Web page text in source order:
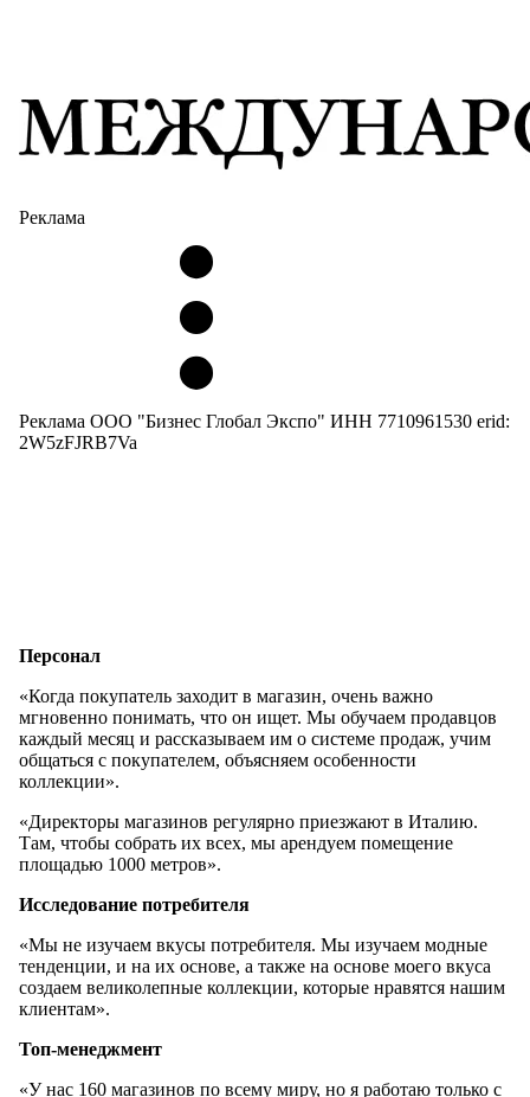
Реклама
Реклама ООО "Бизнес Глобал Экспо" ИНН 7710961530 erid:
2W5zFJRB7Va
Персонал
«Когда покупатель заходит в магазин, очень важно
мгновенно понимать, что он ищет. Мы обучаем продавцов
каждый месяц и рассказываем им о системе продаж, учим
общаться с покупателем, объясняем особенности
коллекции».
«Директоры магазинов регулярно приезжают в Италию.
Там, чтобы собрать их всех, мы арендуем помещение
площадью 1000 метров».
Исследование потребителя
«Мы не изучаем вкусы потребителя. Мы изучаем модные
тенденции, и на их основе, а также на основе моего вкуса
создаем великолепные коллекции, которые нравятся нашим
клиентам».
Топ-менеджмент
«У нас 160 магазинов по всему миру, но я работаю только с